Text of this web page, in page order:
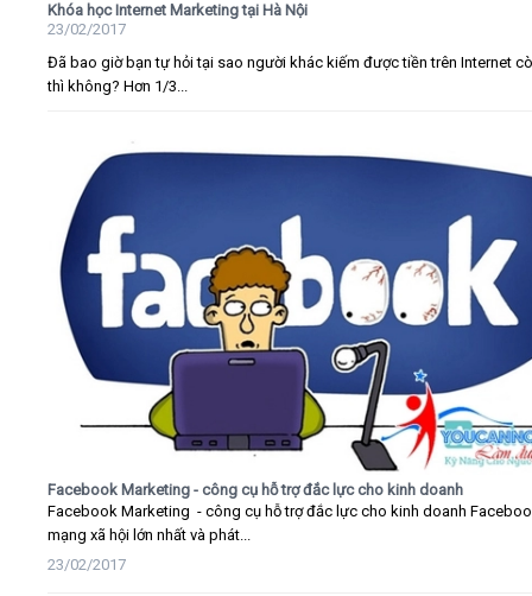
Khóa học Internet Marketing tại Hà Nội
23/02/2017
Đã bao giờ bạn tự hỏi tại sao người khác kiếm được tiền trên Internet
thì không? Hơn 1/3...
Facebook Marketing - công cụ hỗ trợ đắc lực cho kinh doanh
Facebook Marketing - công cụ hỗ trợ đắc lực cho kinh doanh
mạng xã hội lớn nhất và phát...
23/02/2017